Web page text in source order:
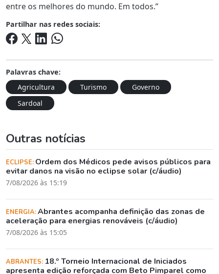
entre os melhores do mundo. Em todos.”
Partilhar nas redes sociais:
Palavras chave:
Agricultura
Turismo
Governo
Sardoal
Outras notícias
ECLIPSE: Ordem dos Médicos pede avisos públicos para
evitar danos na visão no eclipse solar (c/áudio)
7/08/2026 às 15:19
ENERGIA:Abrantes acompanha definição das zonas de
aceleração para energias renováveis (c/áudio)
7/08/2026 às 15:05
ABRANTES: 18.º Torneio Internacional de Iniciados
apresenta edição reforçada com Beto Pimparel como